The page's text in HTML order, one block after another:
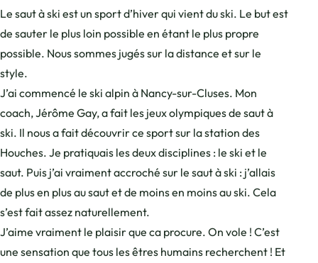
Le saut à ski est un sport d’hiver qui vient du ski. Le but est
de sauter le plus loin possible en étant le plus propre
possible. Nous sommes jugés sur la distance et sur le
style.
J’ai commencé le ski alpin à Nancy-sur-Cluses. Mon
coach, Jérôme Gay, a fait les jeux olympiques de saut à
ski. Il nous a fait découvrir ce sport sur la station des
Houches. Je pratiquais les deux disciplines : le ski et le
saut. Puis j’ai vraiment accroché sur le saut à ski : j’allais
de plus en plus au saut et de moins en moins au ski. Cela
s’est fait assez naturellement.
J’aime vraiment le plaisir que ca procure. On vole ! C’est
une sensation que tous les êtres humains recherchent ! Et